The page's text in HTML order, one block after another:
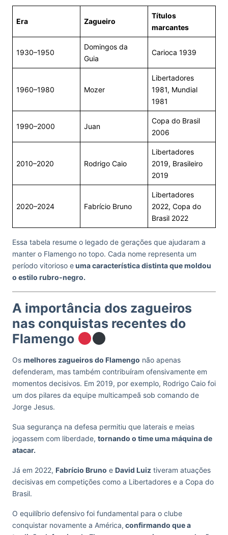
Era Zagueiro
Títulos
marcantes
1930–1950
Domingos da
Guia
Carioca 1939
1960–1980 Mozer
Libertadores
1981, Mundial
1981
1990–2000 Juan
Copa do Brasil
2006
2010–2020 Rodrigo Caio
Libertadores
2019, Brasileiro
2019
2020–2024 Fabrício Bruno
Libertadores
2022, Copa do
Brasil 2022
Essa tabela resume o legado de gerações que ajudaram a
manter o Flamengo no topo. Cada nome representa um
período vitorioso euma característica distinta que moldou
o estilo rubro-negro.
A importância dos zagueiros
nas conquistas recentes do
Flamengo
Os melhores zagueiros do Flamengo não apenas
defenderam, mas também contribuíram ofensivamente em
momentos decisivos. Em 2019, por exemplo, Rodrigo Caio foi
um dos pilares da equipe multicampeã sob comando de
Jorge Jesus.
Sua segurança na defesa permitiu que laterais e meias
jogassem com liberdade, tornando o time uma máquina de
atacar.
Já em 2022, Fabrício Bruno e David Luiz tiveram atuações
decisivas em competições como a Libertadores e a Copa do
Brasil.
O equilíbrio defensivo foi fundamental para o clube
conquistar novamente a América, confirmando que a